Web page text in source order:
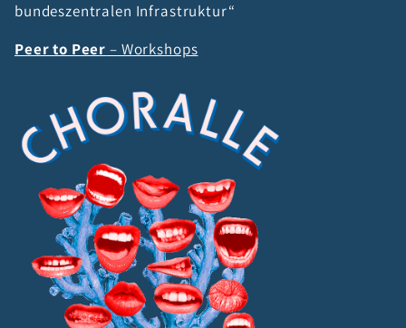
bundeszentralen Infrastruktur“
Peer to Peer – Workshops